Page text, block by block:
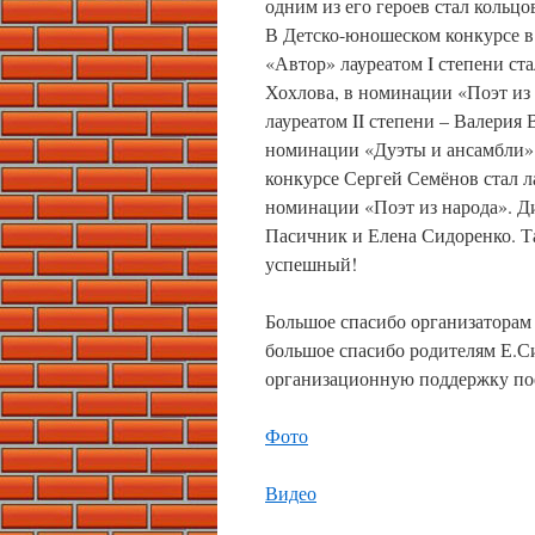
одним из его героев стал
В Детско-юношеском конкурсе
«Автор» лауреатом I степени
Хохлова, в номинации «Поэт из
лауреатом II степени – Валерия
номинации «Дуэты и ансамбли»
конкурсе Сергей Семёнов стал
номинации «Поэт из народа».
Пасичник и Елена Сидоренко.
успешный!
Большое спасибо
большое спасибо родителям
организационную поддержку
Фото
Видео